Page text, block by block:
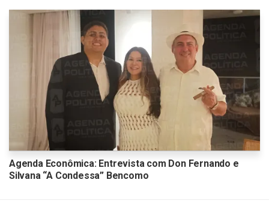
Agenda Econômica: Entrevista com Don Fernando e
Silvana “A Condessa” Bencomo